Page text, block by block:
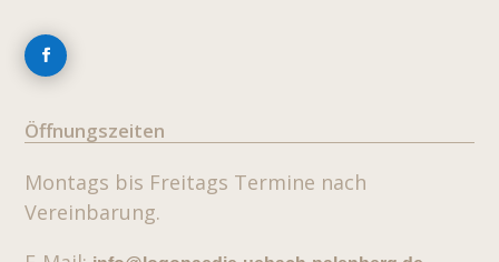
Öffnungszeiten
Montags bis Freitags Termine nach
Vereinbarung.